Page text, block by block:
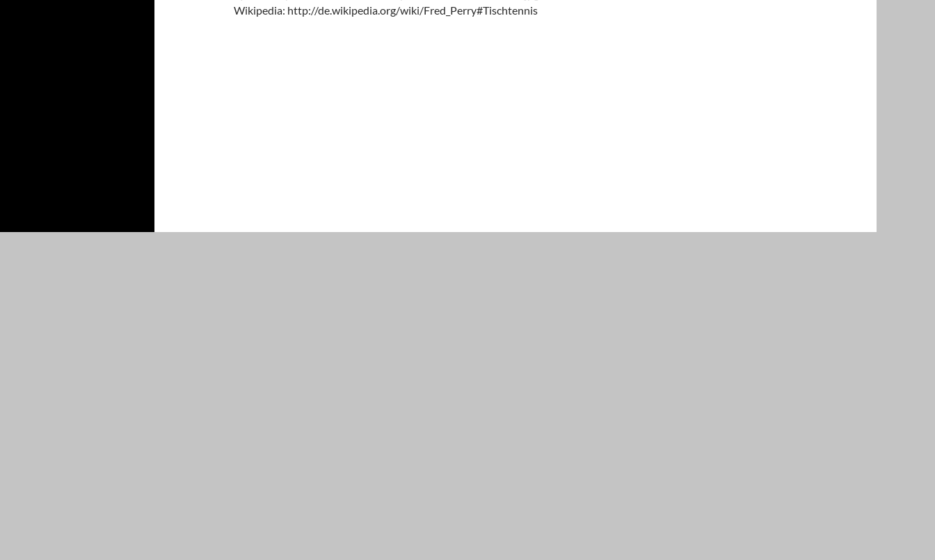
Wikipedia: http://de.wikipedia.org/wiki/Fred_Perry#Tischtennis